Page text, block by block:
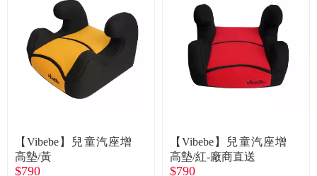
食品／健康食補
寵物
優惠活動
優惠券查詢
登入
【Vibebe】兒童汽座增
高墊/黃
$790
【Vibebe】兒童汽座增
高墊/紅-廠商直送
$790